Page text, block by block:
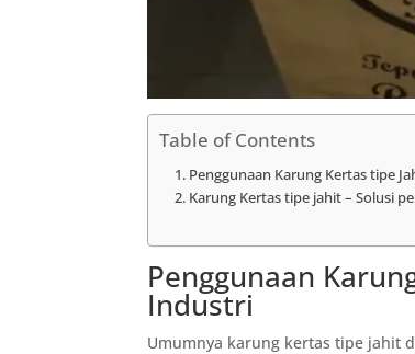
Table of Contents
Penggunaan Karung Kertas tipe
Karung Kertas tipe jahit – Solusi
Penggunaan
Industri
Umumnya karung kertas tipe jahit